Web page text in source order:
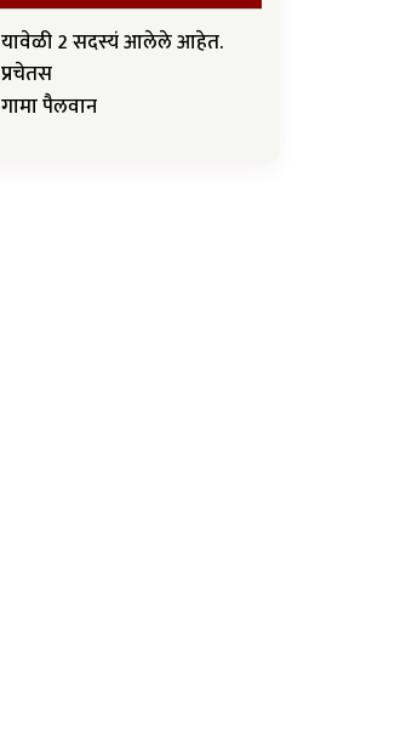
यावेळी 2 सदस्यं आलेले आहेत.
प्रचेतस
गामा पैलवान